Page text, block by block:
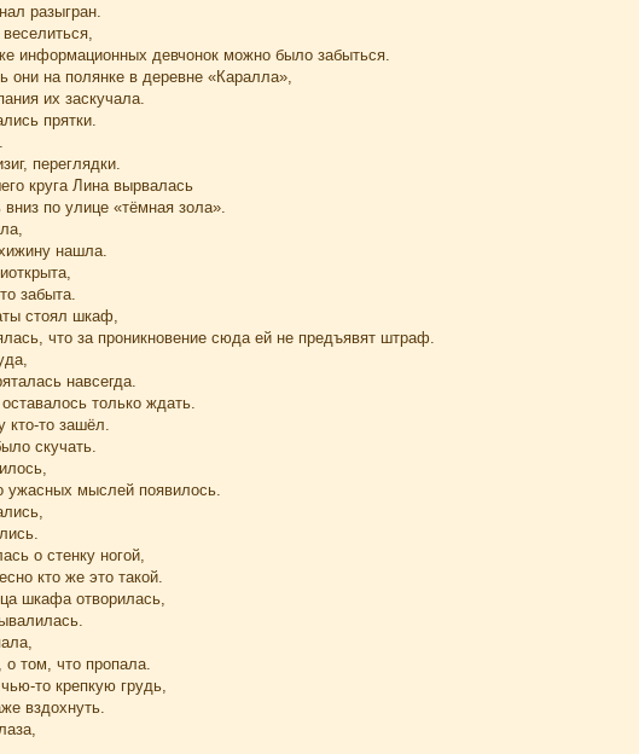
разыгран.
информационных девчонок можно было забыться.
они на полянке в деревне «Каралла»,
их заскучала.
прятки.
переглядки.
круга Лина вырвалась
вниз по улице «тёмная зола».
нашла.
забыта.
стоял шкаф,
что за проникновение сюда ей не предъявят штраф.
навсегда.
только ждать.
кто-то зашёл.
скучать.
ужасных мыслей появилось.
о стенку ногой,
кто же это такой.
шкафа отворилась,
том, что пропала.
то крепкую грудь,
вздохнуть.